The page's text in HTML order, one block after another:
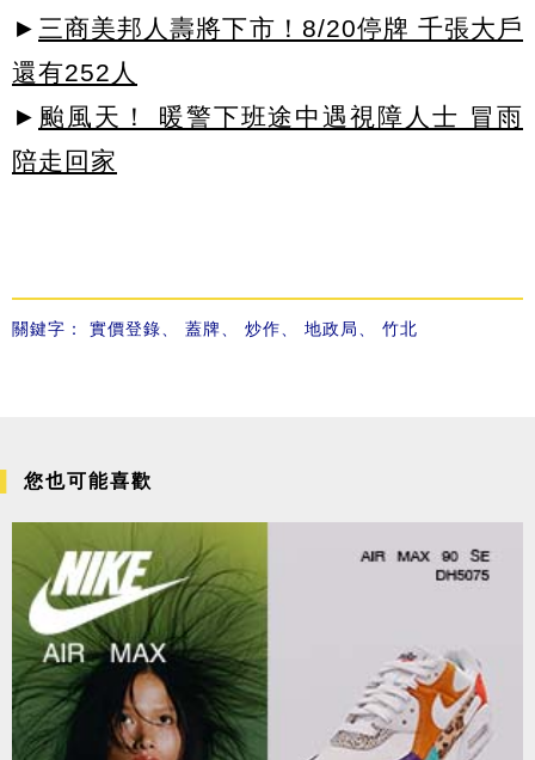
► 三商美邦人壽將下市！8/20停牌 千張大戶
還有252人
► 颱風天！ 暖警下班途中遇視障人士 冒雨
陪走回家
關鍵字： 實價登錄、 蓋牌、 炒作、 地政局、 竹北
您也可能喜歡